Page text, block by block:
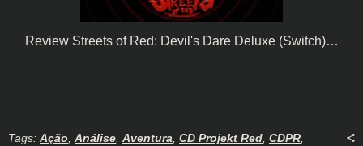
Review Streets of Red: Devil's Dare Deluxe (Switch)…
Tags: Ação, Análise, Aventura, CD Projekt Red, CDPR,